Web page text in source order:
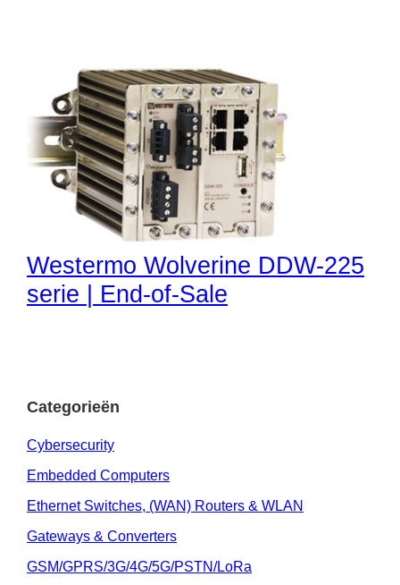
Westermo Wolverine DDW-225
serie | End-of-Sale
Categorieën
Cybersecurity
Embedded Computers
Ethernet Switches, (WAN) Routers & WLAN
Gateways & Converters
GSM/GPRS/3G/4G/5G/PSTN/LoRa